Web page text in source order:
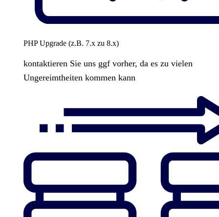
PHP Upgrade (z.B. 7.x zu 8.x)
kontaktieren Sie uns ggf vorher, da es zu vielen
Ungereimtheiten kommen kann